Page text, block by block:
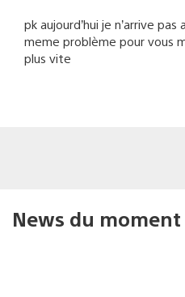
pk aujourd’hui je n’arrive
meme problème pour vous
plus vite
News du moment